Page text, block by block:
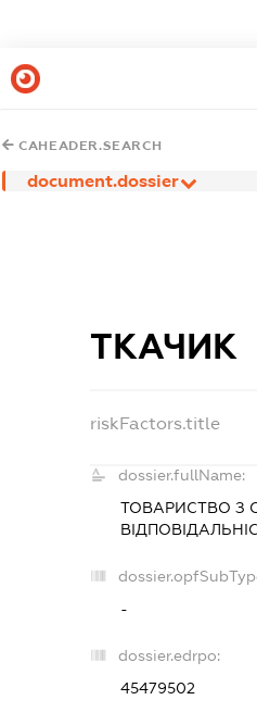
CAHEADER.SEARCH
document.dossier
ТКАЧИК
riskFactors.title
dossier.fullName:
ТОВАРИСТВО
-
dossier.edrpo:
45479502